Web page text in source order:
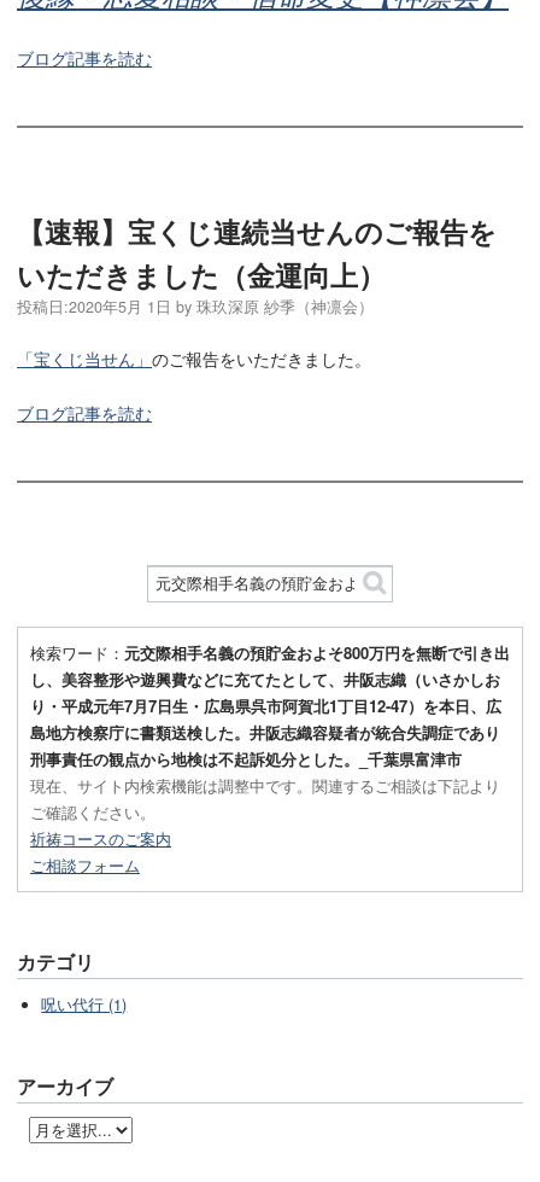
ブログ記事を読む
【速報】宝くじ連続当せんのご報告を
いただきました（金運向上）
投稿日:2020年5月 1日 by 珠玖深原 紗季（神凛会）
「宝くじ当せん」 のご報告をいただきました。
ブログ記事を読む
検索ワード： 元交際相手名義の預貯金およそ800万円を無断で引き出
し、美容整形や遊興費などに充てたとして、井阪志織（いさかしお
り・平成元年7月7日生・広島県呉市阿賀北1丁目12-47）を本日、広
島地方検察庁に書類送検した。井阪志織容疑者が統合失調症であり
刑事責任の観点から地検は不起訴処分とした。_千葉県富津市
現在、サイト内検索機能は調整中です。関連するご相談は下記より
ご確認ください。
祈祷コースのご案内
ご相談フォーム
カテゴリ
呪い代行 (1)
アーカイブ